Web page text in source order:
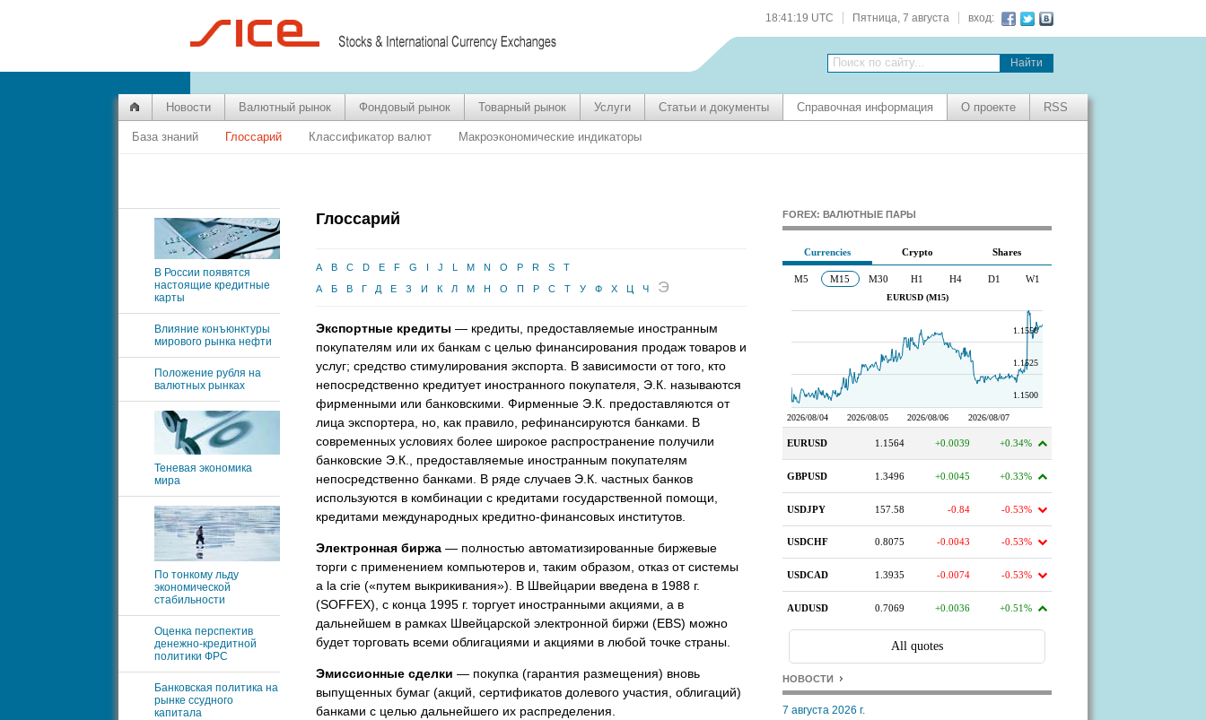
18:41:19 UTC Пятница, 7 августа вход:
Поиск по сайту...
Новости Валютный рынок Фондовый рынок Товарный рынок Услуги Статьи и документы Справочная информация О проекте RSS
База знаний Глоссарий Классификатор валют Макроэкономические индикаторы
В России появятся
настоящие кредитные
карты
Влияние конъюнктуры
мирового рынка нефти
Положение рубля на
валютных рынках
Теневая экономика
мира
По тонкому льду
экономической
стабильности
Оценка перспектив
денежно-кредитной
политики ФРС
Банковская политика на
рынке ссудного
капитала
Глоссарий
a b c d e f g i j l m n o p r s t
а б в г д е з и к л м н о п р с т у ф х ц ч э
Экспортные кредиты — кредиты, предоставляемые иностранным
покупателям или их банкам с целью финансирования продаж товаров и
услуг; средство стимулирования экспорта. В зависимости от того, кто
непосредственно кредитует иностранного покупателя, Э.К. называются
фирменными или банковскими. Фирменные Э.К. предоставляются от
лица экспортера, но, как правило, рефинансируются банками. В
современных условиях более широкое распространение получили
банковские Э.К., предоставляемые иностранным покупателям
непосредственно банками. В ряде случаев Э.К. частных банков
используются в комбинации с кредитами государственной помощи,
кредитами международных кредитно-финансовых институтов.
Электронная биржа — полностью автоматизированные биржевые
торги с применением компьютеров и, таким образом, отказ от системы
a la crie («путем выкрикивания»). В Швейцарии введена в 1988 г.
(SOFFEX), с конца 1995 г. торгует иностранными акциями, а в
дальнейшем в рамках Швейцарской электронной биржи (EBS) можно
будет торговать всеми облигациями и акциями в любой точке страны.
Эмиссионные сделки — покупка (гарантия размещения) вновь
выпущенных бумаг (акций, сертификатов долевого участия, облигаций)
банками с целью дальнейшего их распределения.
FOREX: ВАЛЮТНЫЕ ПАРЫ
НОВОСТИ
7 августа 2026 г.